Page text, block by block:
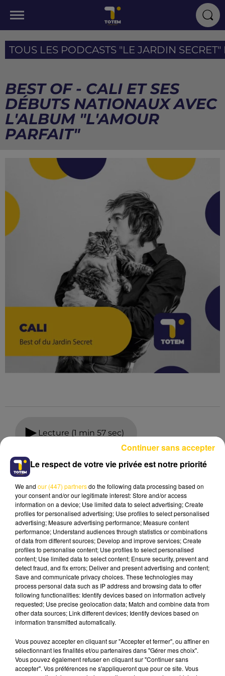
TOUS LES PODCASTS "LE JARDIN
BEST OF - CALI ET SES
DÉBUTS NATIONAUX AVEC
L'ALBUM "L'AMOUR
PARFAIT"
Lecture (1 min 57 sec)
30 mai 2025 - 1 min 57 sec
BEST OF - CALI ET SES DÉBUTS
NATIONAUX AVEC L'ALBUM "L'AMOUR
PARFAIT"
Il y a 20 ans,Calidevenait une star de la chanson
française. Son premier album, "L'amour parfait"
s'écoulait à plus de 500 000 exemplaires. 20 ans
plus tard, le chanteur est en pleine tournée
pour fêter cet anniversaire. Il sera début juillet
l'une des têtes d'affiche du festival Mesclazik de
Saint-Affrique dans le Sud-Aveyron. Il est dans le
Best-Of du Jardin Secret ce matin. Sur cet
album, il y avait “C’est quand le bonheur” ou
Le respect de votre vie privée est notre priorité
We and our (447) partnersdo the following data processing based on
your consent and/or our legitimate interest: Store and/or access
information on a device; Use limited data to select advertising; Create
profiles for personalised advertising; Use profiles to select personalised
advertising; Measure advertising performance; Measure content
performance; Understand audiences through statistics or combinations
of data from different sources; Develop and improve services; Create
profiles to personalise content; Use profiles to select personalised
content; Use limited data to select content; Ensure security, prevent and
detect fraud, and fix errors; Deliver and present advertising and content;
Save and communicate privacy choices. These technologies may
process personal data such as IP address and browsing data to offer
following functionalities: Identify devices based on information actively
requested; Use precise geolocation data; Match and combine data from
other data sources; Link different devices; Identify devices based on
information transmitted automatically.
Vous pouvez accepter en cliquant sur "Accepter et fermer", ou affiner en
sélectionnant les finalités et/ou partenaires dans "Gérer mes choix".
Vous pouvez également refuser en cliquant sur "Continuer sans
accepter". Vos préférences ne s'appliqueront que pour ce site. Vous
Continuer sans accepter